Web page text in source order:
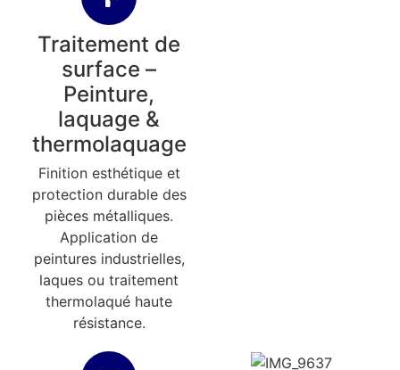
Traitement de
surface –
Peinture,
laquage &
thermolaquage
Finition esthétique et
protection durable des
pièces métalliques.
Application de
peintures industrielles,
laques ou traitement
thermolaqué haute
résistance.